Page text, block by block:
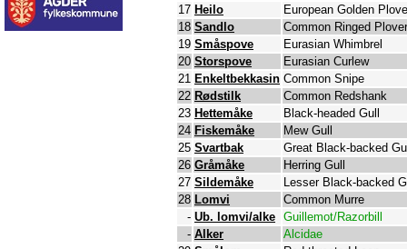
17 Heilo
European Golden
18 Sandlo
Common Ringed Plover
19 Småspove
Eurasian Whimbrel
20 Storspove
Eurasian Curlew
21 Enkeltbekkasin Common Snipe
22 Rødstilk
Common Redshank
23 Hettemåke
Black-headed Gull
24 Fiskemåke
Mew Gull
25 Svartbak
Great Black-backed
26 Gråmåke
Herring Gull
27 Sildemåke
Lesser Black-backed
28 Lomvi
Common Murre
- Ub. lomvi/alke Guillemot/Razorbill
- Alker
Alcidae